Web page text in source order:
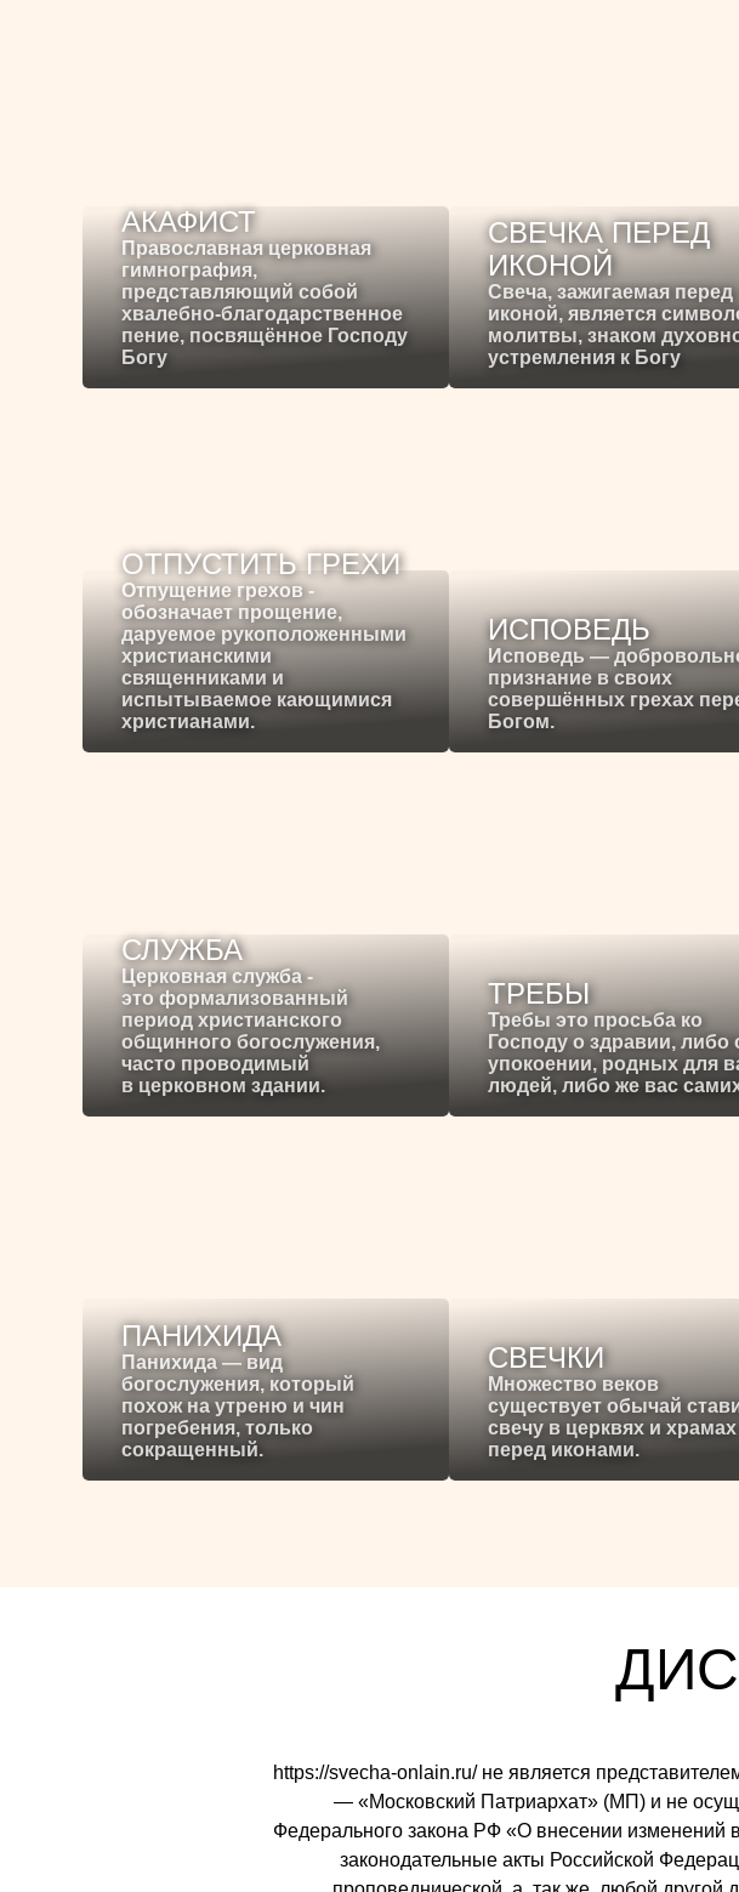
АКАФИСТ
Православная церковная
гимнография,
представляющий собой
хвалебно-благодарственное
пение, посвящённое Господу
Богу
СВЕЧКА ПЕРЕД
ИКОНОЙ
Свеча, зажигаемая перед
иконой, является
молитвы, знаком
устремления к Богу
ОТПУСТИТЬ ГРЕХИ
Отпущение грехов -
обозначает прощение,
даруемое рукоположенными
христианскими
священниками и
испытываемое кающимися
христианами.
ИСПОВЕДЬ
Исповедь —
признание в своих
совершённых грехах
Богом.
СЛУЖБА
Церковная служба -
это формализованный
период христианского
общинного богослужения,
часто проводимый
в церковном здании.
ТРЕБЫ
Требы это просьба ко
Господу о здравии, либо
упокоении, родных для
людей, либо же вас
ПАНИХИДА
Панихида — вид
богослужения, который
похож на утреню и чин
погребения, только
сокращенный.
СВЕЧКИ
Множество веков
существует обычай
свечу в церквях и храмах
перед иконами.
https://svecha-onlain.ru/ не является
— «Московский Патриархат» (МП) и не
Федерального закона РФ «О внесении изменений
законодательные акты Российской